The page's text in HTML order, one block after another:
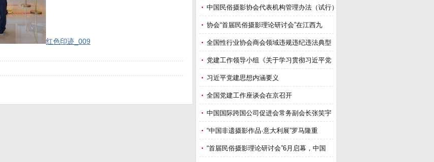
红色印迹_009
中国民俗摄影协会代表机构管理办法（试行）
协会“首届民俗摄影理论研讨会”在江西九
全国性行业协会商会领域违规违纪违法典型
党建工作领导小组《关于学习贯彻习近平党
习近平党建思想内涵要义
全国党建工作座谈会在京召开
中国国际跨国公司促进会常务副会长张笑宇
“中国非遗摄影作品·意大利展”罗马隆重
“首届民俗摄影理论研讨会”6月启幕，中国